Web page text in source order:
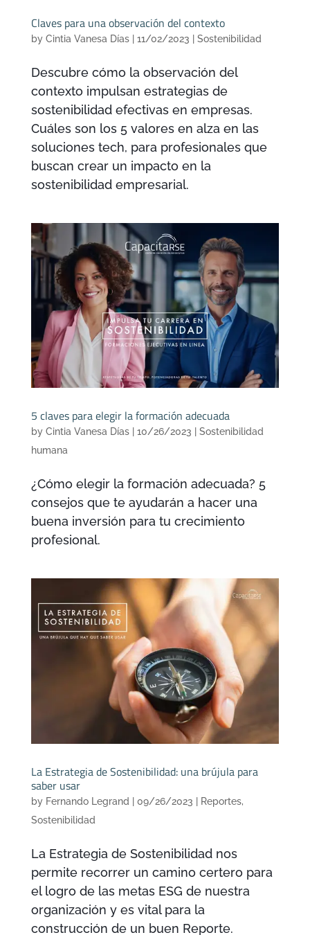
Claves para una observación del contexto
by Cintia Vanesa Días| 11/02/2023 | Sostenibilidad
Descubre cómo la observación del
contexto impulsan estrategias de
sostenibilidad efectivas en empresas.
Cuáles son los 5 valores en alza en las
soluciones tech, para profesionales que
buscan crear un impacto en la
sostenibilidad empresarial.
5 claves para elegir la formación adecuada
by Cintia Vanesa Días| 10/26/2023
Sostenibilidad
humana
¿Cómo elegir la formación adecuada? 5
consejos que te ayudarán a hacer una
buena inversión para tu crecimiento
profesional.
La Estrategia de Sostenibilidad: una brújula para
saber usar
by Fernando Legrand 09/26/2023 Reportes,
Sostenibilidad
La Estrategia de Sostenibilidad nos
permite recorrer un camino certero para
el logro de las metas ESG de nuestra
organización y es vital para la
construcción de un buen Reporte.